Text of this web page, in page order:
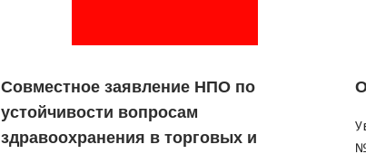
Совместное заявление НПО по
устойчивости вопросам
здравоохранения в торговых и
№